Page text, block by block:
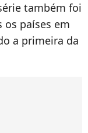
também foi
os países em
a primeira da